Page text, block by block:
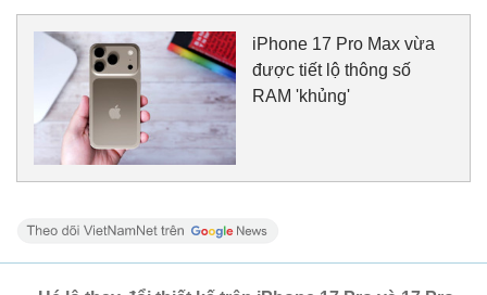
iPhone 17 Pro Max vừa
được tiết lộ thông số
RAM 'khủng'